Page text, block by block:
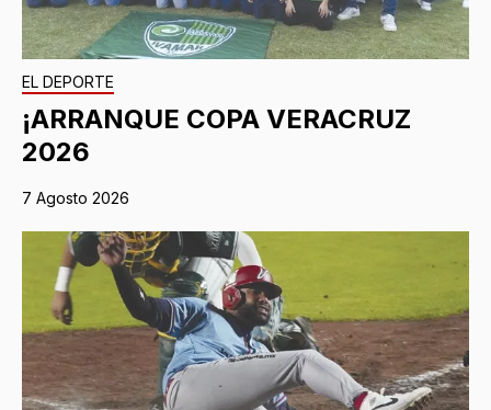
EL DEPORTE
¡ARRANQUE COPA VERACRUZ
2026
7 Agosto 2026